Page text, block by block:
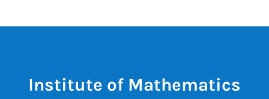
Institute of Mathematics